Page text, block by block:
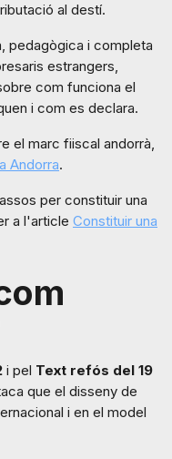
al destí.
pedagògica i completa
estrangers,
com funciona el
i com es declara.
el marc fiiscal andorrà,
Andorra.
per constituir una
a l'article Constituir una
i pel Text refós del 19
que el disseny de
i en el model